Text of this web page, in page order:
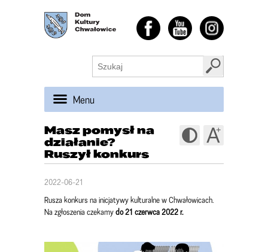
Menu
Masz pomysł na
działanie?
Ruszył konkurs
2022-06-21
Rusza konkurs na inicjatywy kulturalne w Chwałowicach.
Na zgłoszenia czekamydo 21 czerwca 2022 r.